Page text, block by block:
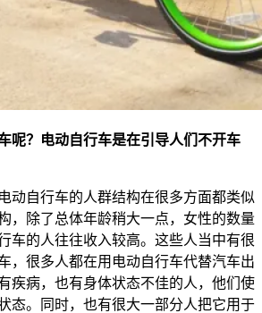
呢？电动自行车是在引导人们不开车
动自行车的人群结构在很多方面都类似
，除了总体年龄稍大一点，女性的数量
车的人往往收入较高。这些人当中有很
，很多人都在用电动自行车代替汽车出
疾病，也有身体状态不佳的人，他们使
态。同时，也有很大一部分人把它用于